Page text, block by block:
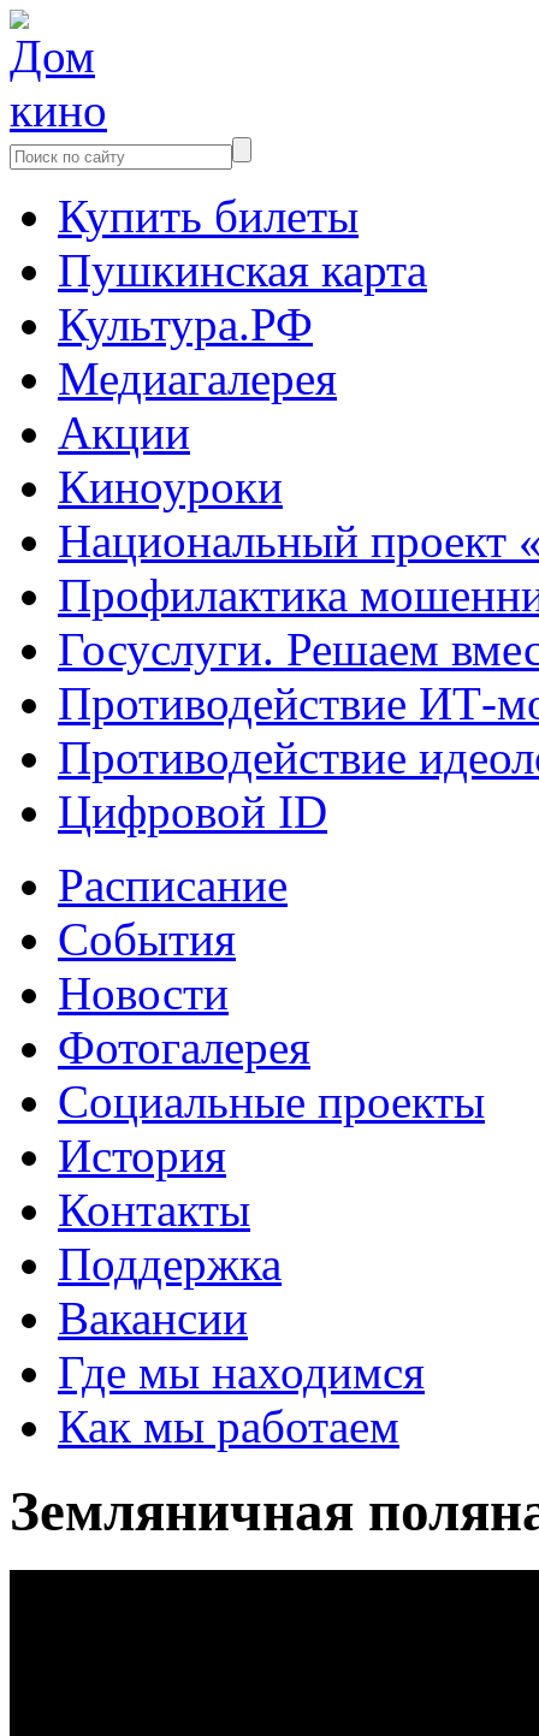
Купить билеты
Пушкинская карта
Культура.РФ
Медиагалерея
Акции
Киноуроки
Национальный проект
Профилактика
Госуслуги. Решаем
Противодействие ИТ-
Противодействие
Цифровой ID
Расписание
События
Новости
Фотогалерея
Социальные проекты
История
Контакты
Поддержка
Вакансии
Где мы находимся
Как мы работаем
Земляничная